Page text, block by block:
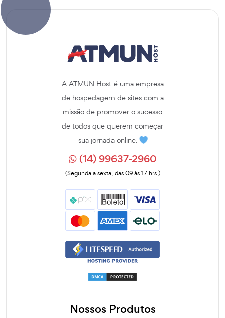
A ATMUN Host é uma empresa
de hospedagem de sites com a
missão de promover o sucesso
de todos que querem começar
sua jornada online.
(14) 99637-2960
(Segunda a sexta, das 09 às 17 hrs.)
Nossos Produtos